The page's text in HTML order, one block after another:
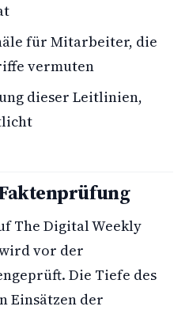
für Mitarbeiter, die
vermuten
dieser Leitlinien,
The Digital Weekly
vor der
Die Tiefe des
Einsätzen der